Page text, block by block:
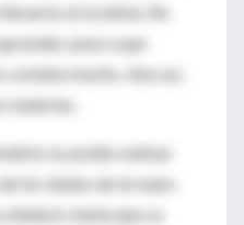
al oculista. Sin
pese a que
mucho. Aun así,
materias.
no podía realizar
los dedos de la mano
deducir, hasta que se